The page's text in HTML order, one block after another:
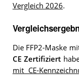
Vergleich 2026.
Die FFP2-Maske
CE Zertifiziert
mit CE-